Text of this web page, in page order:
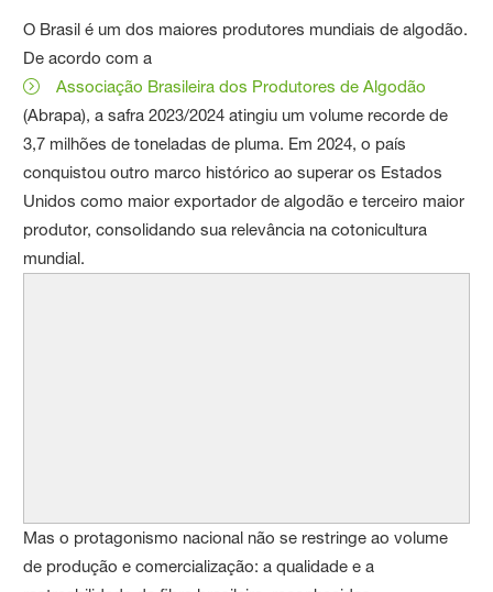
O Brasil é um dos maiores produtores mundiais de algodão.
De acordo com a
Associação Brasileira dos Produtores de Algodão
(Abrapa), a safra 2023/2024 atingiu um volume recorde de
3,7 milhões de toneladas de pluma. Em 2024, o país
conquistou outro marco histórico ao superar os Estados
Unidos como maior exportador de algodão e terceiro maior
produtor, consolidando sua relevância na cotonicultura
mundial.
Mas o protagonismo nacional não se restringe ao volume
de produção e comercialização: a qualidade e a